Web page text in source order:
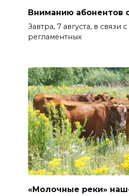
Вниманию абонентов
Завтра, 7 августа, в связи
регламентных
«Молочные реки»